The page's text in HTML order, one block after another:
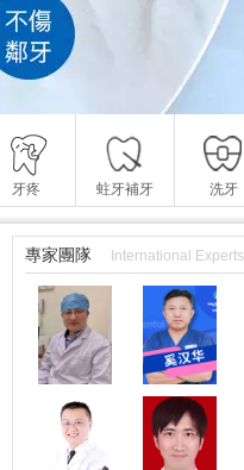
牙疼 蛀牙補牙 洗牙
專家團隊 International Experts